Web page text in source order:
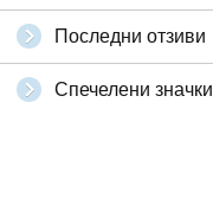
Последни отзиви
Спечелени значки